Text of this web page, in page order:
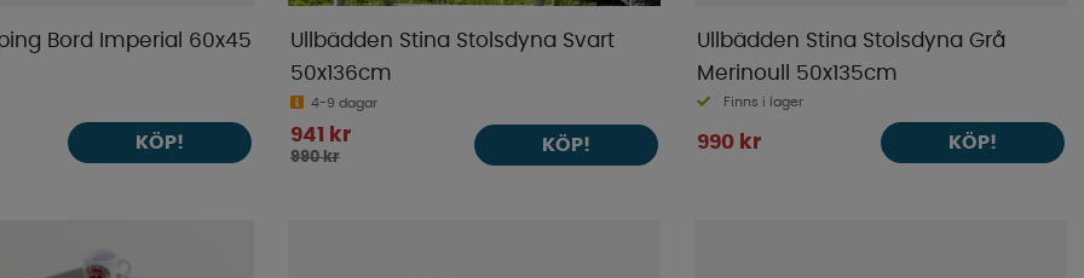
Bord Imperial 60x45
KÖP!
Ullbädden Stina Stolsdyna Svart
50x136cm
4-9 dagar
941 kr
990 kr
KÖP!
Ullbädden Stina Stolsdyna Grå
Merinoull 50x135cm
Finns i lager
990 kr KÖP!